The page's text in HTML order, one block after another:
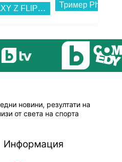
Смартфон Samsung GALAXY Z FLIP8 512GB CREAM SM-F776BZEH , 12 GB, 512 GB... Тример Philips
новини, резултати на
от света на спорта
Информация